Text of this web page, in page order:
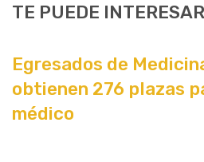
TE PUEDE INTERESAR
Egresados de
obtienen 276 plazas
médico